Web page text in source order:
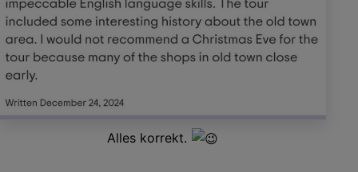
Alles korrekt.